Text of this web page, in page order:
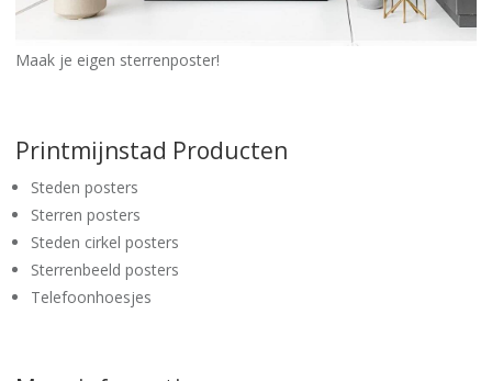
Maak je eigen sterrenposter!
Printmijnstad Producten
Steden posters
Sterren posters
Steden cirkel posters
Sterrenbeeld posters
Telefoonhoesjes